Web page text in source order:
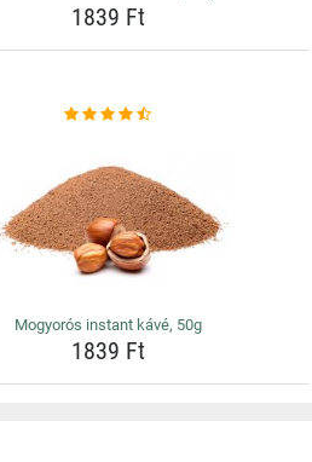
1839 Ft
Mogyorós instant kávé, 50g
1839 Ft